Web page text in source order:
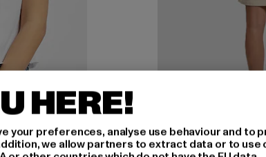
22,99 EUR URBAN
Ladies Rainbow
HERE!
your preferences, analyse use behaviour and to
we allow partners to extract data or to use